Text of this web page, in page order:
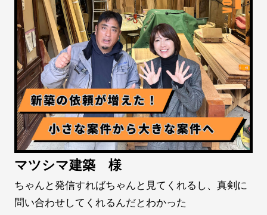
マツシマ建築 様
ちゃんと発信すればちゃんと見てくれるし、真剣に
問い合わせしてくれるんだとわかった